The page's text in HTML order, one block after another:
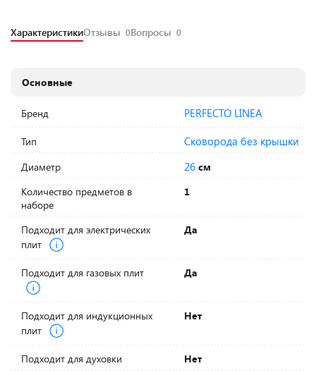
ХарактеристикиОтзывы 0Вопросы 0
Основные
Бренд PERFECTO LINEA
Тип Сковорода без крышки
Диаметр 26 см
Количество предметов в
наборе
1
Подходит для электрических
плит
Да
Подходит для газовых плит Да
Подходит для индукционных
плит
Нет
Подходит для духовки
Нет